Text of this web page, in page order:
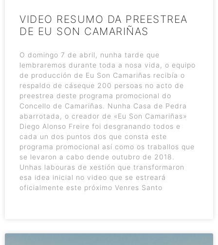
VIDEO RESUMO DA PREESTREA
DE EU SON CAMARIÑAS
O domingo 7 de abril, nunha tarde que
lembraremos durante toda a nosa vida, o equipo
de producción de Eu Son Camariñas recibía o
respaldo de cáseque 200 persoas no acto de
preestrea deste programa promocional do
Concello de Camariñas. Nunha Casa de Pedra
abarrotada, o creador de «Eu Son Camariñas»
Diego Alonso Freire foi desgranando todos e
cada un dos puntos dos que consta este
programa promocional así como os traballos que
se levaron a cabo dende outubro de 2018.
Unhas labouras de xestión que transformaron
esa idea inicial no video que se estreará
oficialmente este próximo Venres Santo